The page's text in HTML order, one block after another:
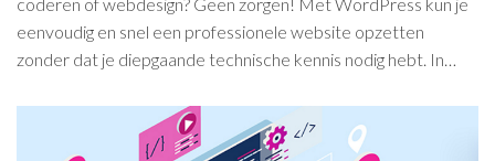
eenvoudig en snel een professionele website opzetten
zonder dat je diepgaande technische kennis nodig hebt. In…